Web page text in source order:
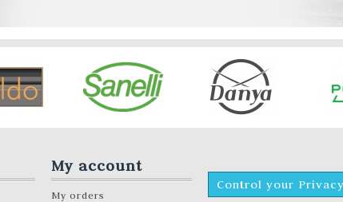
My account
My orders
Control your